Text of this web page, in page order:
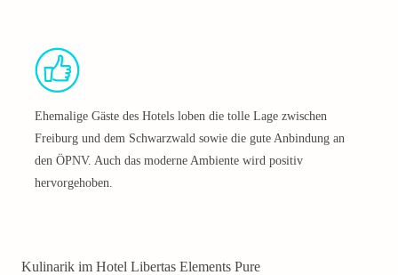
Ehemalige Gäste des Hotels loben die tolle Lage zwischen
Freiburg und dem Schwarzwald sowie die gute Anbindung an
den ÖPNV. Auch das moderne Ambiente wird positiv
hervorgehoben.
Kulinarik im Hotel Libertas Elements Pure